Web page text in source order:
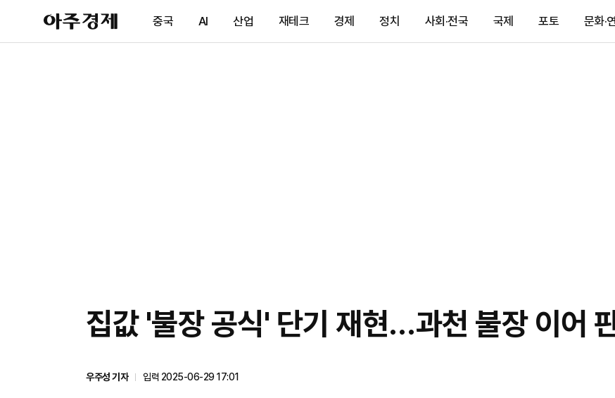
아
주
제
중국 AI 산업 재테크 경제 정치 사회·전국 국제 포토 문화·
집값 '불장 공식' 단기 재현…과천 불장 이어
우주성 기자
입력 2025-06-29 17:01